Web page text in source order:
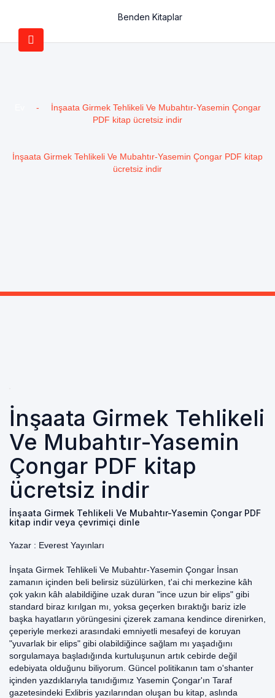
Benden Kitaplar
-
İnşaata Girmek Tehlikeli Ve Mubahtır-Yasemin Çongar
PDF kitap ücretsiz indir
İnşaata Girmek Tehlikeli Ve Mubahtır-Yasemin Çongar PDF kitap
ücretsiz indir
İnşaata Girmek Tehlikeli
Ve Mubahtır-Yasemin
Çongar PDF kitap
ücretsiz indir
İnşaata Girmek Tehlikeli Ve Mubahtır-Yasemin Çongar PDF
kitap indir veya çevrimiçi dinle
Yazar : Everest Yayınları
İnşata Girmek Tehlikeli Ve Mubahtır-Yasemin Çongar İnsan
zamanın içinden beli belirsiz süzülürken, t'ai chi merkezine kâh
çok yakın kâh alabildiğine uzak duran "ince uzun bir elips" gibi
standard biraz kırılgan mı, yoksa geçerken bıraktığı bariz izle
başka hayatların yörüngesini çizerek zamana kendince direnirken,
çeperiyle merkezi arasındaki emniyetli mesafeyi de koruyan
"yuvarlak bir elips" gibi olabildiğince sağlam mı yaşadığını
sorgulamaya başladığında kurtuluşunun artık cebirde değil
edebiyata olduğunu biliyorum. Güncel politikanın tam o'shanter
içinden yazdıklarıyla tanıdığımız Yasemin Çongar'ın Taraf
gazetesindeki Exlibris yazılarından oluşan bu kitap, aslında